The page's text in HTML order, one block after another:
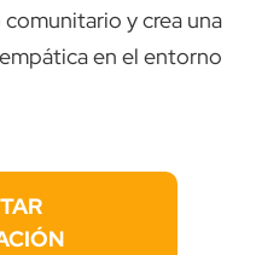
y crea una
en el entorno